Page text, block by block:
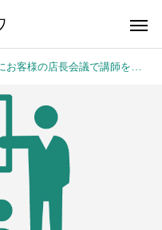
の店長会議で講師を務めました。